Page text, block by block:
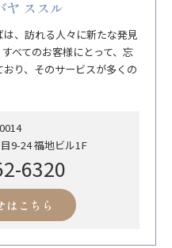
ヤ ススル
、訪れる人々に新たな発見
べてのお客様にとって、忘
り、そのサービスが多くの
9-24 福地ビル1F
6320
はこちら